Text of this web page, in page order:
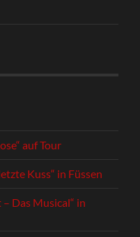
auf Tour
Kuss“ in Füssen
Das Musical“ in